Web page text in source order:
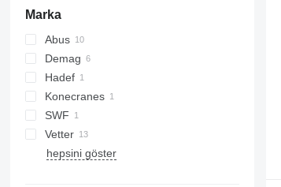
Marka
Abus
Demag
Hadef
Konecranes
SWF
Vetter
PS
hepsini göster